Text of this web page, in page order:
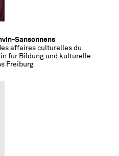
Sansonnens
affaires culturelles du
für Bildung und kulturelle
Freiburg